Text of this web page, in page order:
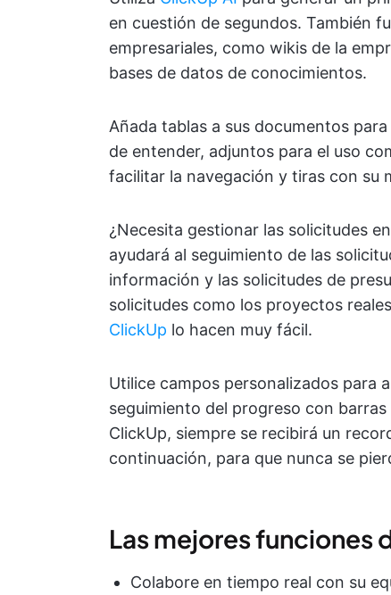
en cuestión de segundos. También
empresariales, como wikis de la
bases de datos de conocimientos.
Añada tablas a sus documentos
de entender, adjuntos para el uso
facilitar la navegación y tiras con su
¿Necesita gestionar las solicitudes
ayudará al seguimiento de las
información y las solicitudes de
solicitudes como los proyectos
ClickUp lo hacen muy fácil.
Utilice campos personalizados para
seguimiento del progreso con
ClickUp, siempre se recibirá un
continuación, para que nunca se
Las mejores funciones
Colabore en tiempo real con su